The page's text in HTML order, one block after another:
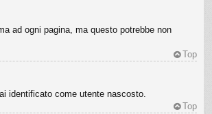
ad ogni pagina, ma questo potrebbe non
Top
identificato come utente nascosto.
Top